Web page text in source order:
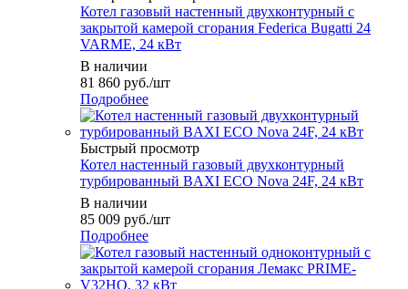
Котел газовый настенный двухконтурный с
закрытой камерой сгорания Federica Bugatti 24
VARME, 24 кВт
В наличии
81 860 руб./шт
Подробнее
Быстрый просмотр
Котел настенный газовый двухконтурный
турбированный BAXI ECO Nova 24F, 24 кВт
В наличии
85 009 руб./шт
Подробнее